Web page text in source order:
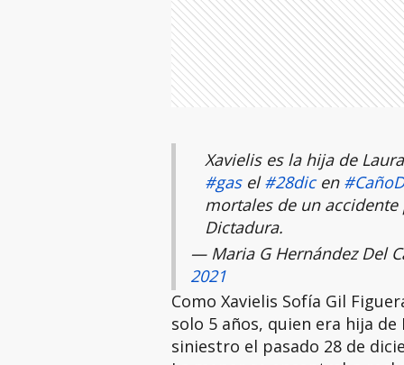
Xavielis es la hija de
#gasel#28dicen
mortales de un
Dictadura.
— Maria G Hernández Del
2021
Como Xavielis Sofía Gil
solo 5 años, quien era hija
siniestro el pasado 28 de